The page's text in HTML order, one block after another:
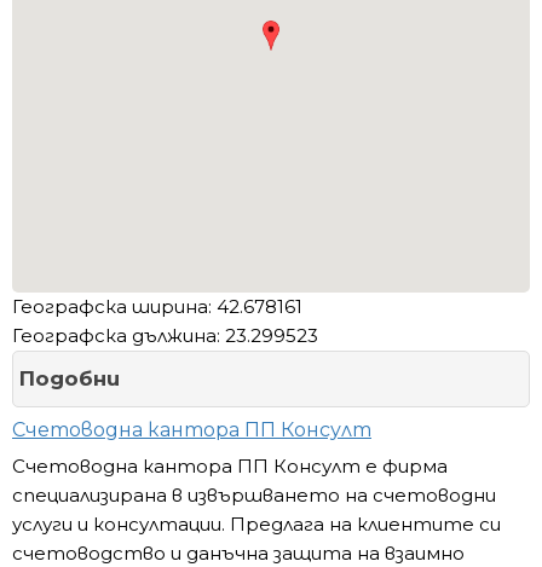
Географска ширина: 42.678161
Географска дължина: 23.299523
Подобни
Счетоводна кантора ПП Консулт
Счетоводна кантора ПП Консулт е фирма
специализирана в извършването на счетоводни
услуги и консултации. Предлага на клиентите си
счетоводство и данъчна защита на взаимно